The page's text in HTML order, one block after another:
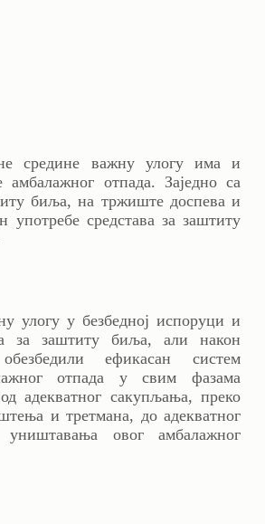
средине важну улогу има и
амбалажног отпада. Заједно са
биља, на тржиште доспева и
употребе средстава за заштиту
улогу у безбедној испоруци и
за заштиту биља, али након
ефикасан систем
отпада у свим фазама
адекватног сакупљања, преко
и третмана, до адекватног
уништавања овог амбалажног